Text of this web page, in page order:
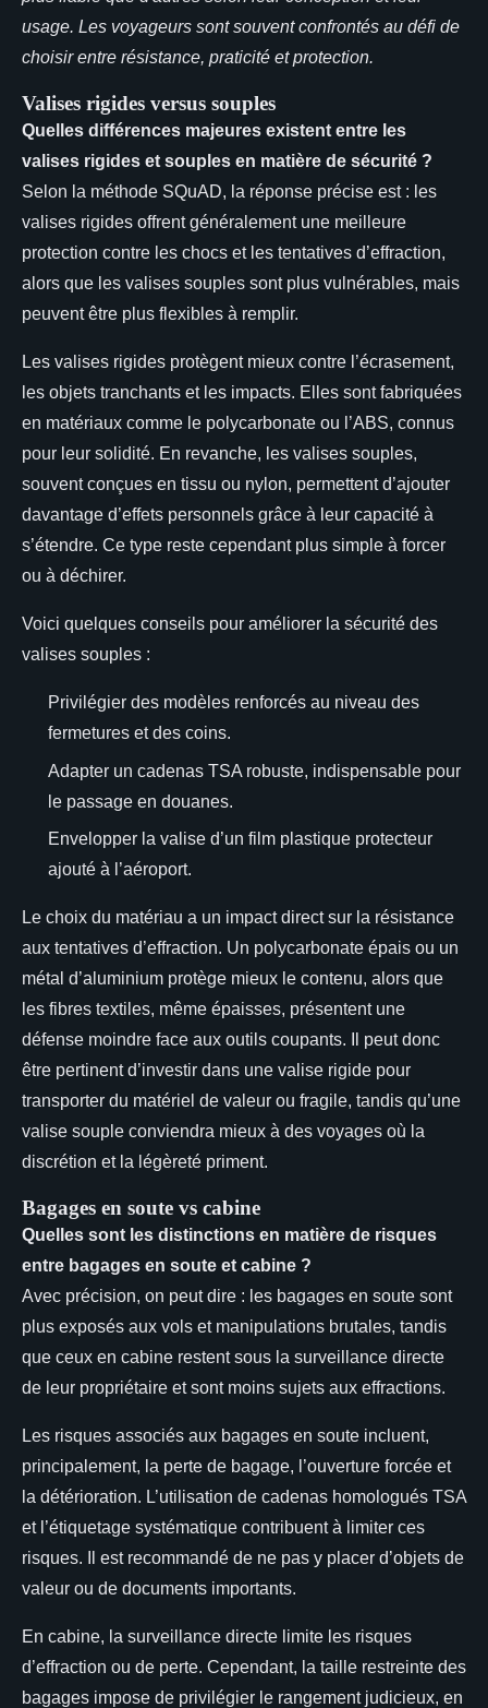
usage. Les voyageurs sont souvent confrontés au défi de
choisir entre résistance, praticité et protection.
Valises rigides versus souples
Quelles différences majeures existent entre les
valises rigides et souples en matière de sécurité ?
Selon la méthode SQuAD, la réponse précise est : les
valises rigides offrent généralement une meilleure
protection contre les chocs et les tentatives d’effraction,
alors que les valises souples sont plus vulnérables, mais
peuvent être plus flexibles à remplir.
Les valises rigides protègent mieux contre l’écrasement,
les objets tranchants et les impacts. Elles sont fabriquées
en matériaux comme le polycarbonate ou l’ABS, connus
pour leur solidité. En revanche, les valises souples,
souvent conçues en tissu ou nylon, permettent d’ajouter
davantage d’effets personnels grâce à leur capacité à
s’étendre. Ce type reste cependant plus simple à forcer
ou à déchirer.
Voici quelques conseils pour améliorer la sécurité des
valises souples :
Privilégier des modèles renforcés au niveau des
fermetures et des coins.
Adapter un cadenas TSA robuste, indispensable pour
le passage en douanes.
Envelopper la valise d’un film plastique protecteur
ajouté à l’aéroport.
Le choix du matériau a un impact direct sur la résistance
aux tentatives d’effraction. Un polycarbonate épais ou un
métal d’aluminium protège mieux le contenu, alors que
les fibres textiles, même épaisses, présentent une
défense moindre face aux outils coupants. Il peut donc
être pertinent d’investir dans une valise rigide pour
transporter du matériel de valeur ou fragile, tandis qu’une
valise souple conviendra mieux à des voyages où la
discrétion et la légèreté priment.
Bagages en soute vs cabine
Quelles sont les distinctions en matière de risques
entre bagages en soute et cabine ?
Avec précision, on peut dire : les bagages en soute sont
plus exposés aux vols et manipulations brutales, tandis
que ceux en cabine restent sous la surveillance directe
de leur propriétaire et sont moins sujets aux effractions.
Les risques associés aux bagages en soute incluent,
principalement, la perte de bagage, l’ouverture forcée et
la détérioration. L’utilisation de cadenas homologués TSA
et l’étiquetage systématique contribuent à limiter ces
risques. Il est recommandé de ne pas y placer d’objets de
valeur ou de documents importants.
En cabine, la surveillance directe limite les risques
d’effraction ou de perte. Cependant, la taille restreinte des
bagages impose de privilégier le rangement judicieux, en